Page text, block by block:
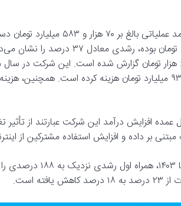
شرکت همراه اول در سال مالی ۱۴۰۳
۱۲ هزار و ۶۲۵ میلیارد و ۸۶۵ میلیون و ۶۰۰ هزار تومان گزارش شده
همراه اول، عوامل عمده افزایش درآمد این شرکت
بر داده و افزایش استفاده مشترکین از
در یک بازه زمانی پنج
است.